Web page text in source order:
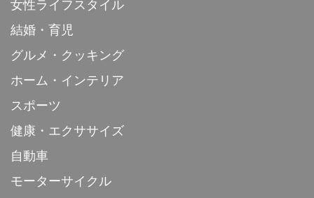
女性ライフスタイル
結婚・育児
グルメ・クッキング
ホーム・インテリア
スポーツ
健康・エクササイズ
自動車
モーターサイクル